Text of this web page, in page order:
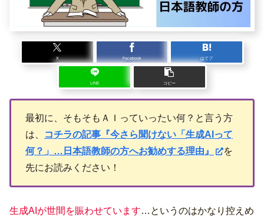
X Facebook はてブ
LINE コピー
最初に、そもそもＡＩっていったい何？と言う方
は、
コチラの記事『今さら聞けない「生成AIって
何？」…日本語教師の方へお勧めする理由』
を
先にお読みください！
生成AIが世間を賑わせています…というのはかなり控えめ